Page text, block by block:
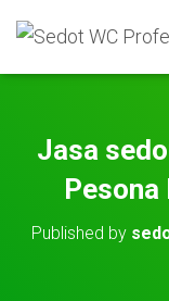
Jasa
Pesona
Published by